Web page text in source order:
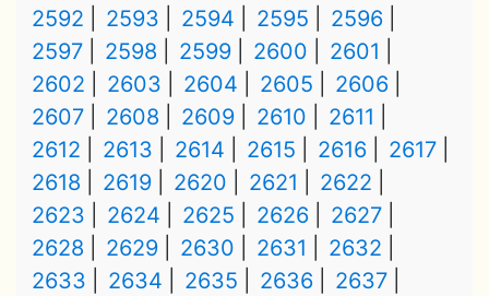
2592
2593 2594 2595
2596
2597
2598 2599 2600
2601
2602
2603 2604 2605
2606
2607
2608 2609 2610
2611
2612
2613 2614 2615 2616
2617
2618
2619 2620 2621
2622
2623
2624 2625 2626
2627
2628
2629 2630 2631
2632
2633
2634 2635 2636
2637